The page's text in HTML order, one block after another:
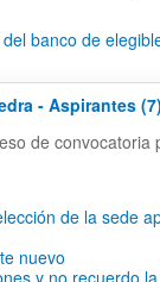
banco de
- Aspirantes
de convocatoria
de la sede
nuevo
y no recuerdo